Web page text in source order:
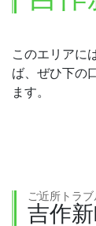
このエリアに
ば、ぜひ下の
ます。
ご近所トラ
吉作